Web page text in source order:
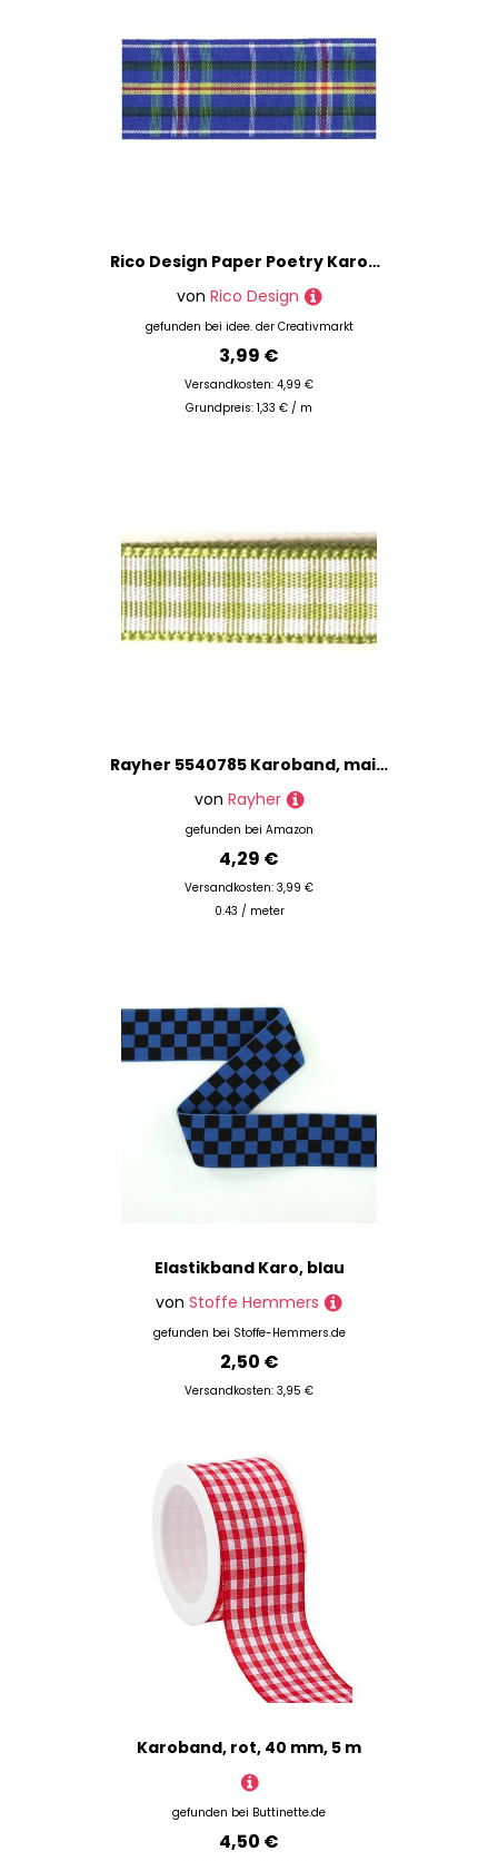
Rico Design Paper Poetry Karoband blau-grün-gelb-rot 38mm 3m
von Rico Design
gefunden bei idee. der Creativmarkt
3,99 €
Versandkosten: 4,99 €
Grundpreis: 1,33 € / m
Rayher 5540785 Karoband, maigrün, 6.3 mm, Rolle 10 m, Bauernkaro, Vichy Karoband, Vichy Bauernkaro, Geschenkband, ohne Draht
von Rayher
gefunden bei Amazon
4,29 €
Versandkosten: 3,99 €
0.43 / meter
Elastikband Karo, blau
von Stoffe Hemmers
gefunden bei Stoffe-Hemmers.de
2,50 €
Versandkosten: 3,95 €
Karoband, rot, 40 mm, 5 m
gefunden bei Buttinette.de
4,50 €